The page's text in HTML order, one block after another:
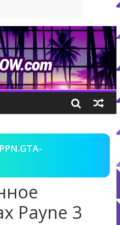
Payne 3